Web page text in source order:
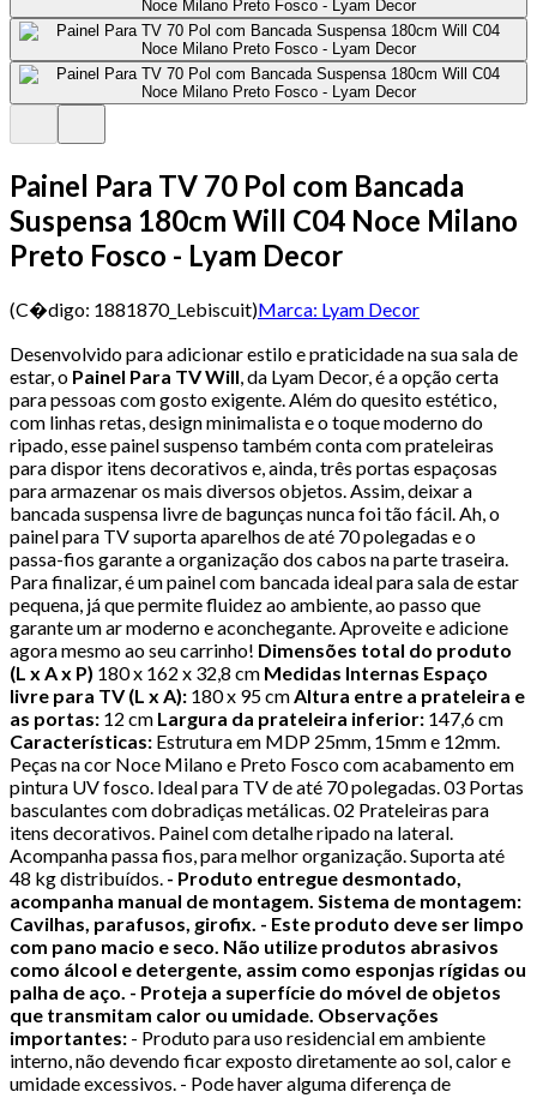
Painel Para TV 70 Pol com Bancada
Suspensa 180cm Will C04 Noce Milano
Preto Fosco - Lyam Decor
(C�digo: 1881870_Lebiscuit)Marca: Lyam Decor
Desenvolvido para adicionar estilo e praticidade na sua sala de
estar, o Painel Para TV Will, da Lyam Decor, é a opção certa
para pessoas com gosto exigente. Além do quesito estético,
com linhas retas, design minimalista e o toque moderno do
ripado, esse painel suspenso também conta com prateleiras
para dispor itens decorativos e, ainda, três portas espaçosas
para armazenar os mais diversos objetos. Assim, deixar a
bancada suspensa livre de bagunças nunca foi tão fácil. Ah, o
painel para TV suporta aparelhos de até 70 polegadas e o
passa-fios garante a organização dos cabos na parte traseira.
Para finalizar, é um painel com bancada ideal para sala de estar
pequena, já que permite fluidez ao ambiente, ao passo que
garante um ar moderno e aconchegante. Aproveite e adicione
agora mesmo ao seu carrinho! Dimensões total do produto
(L x A x P) 180 x 162 x 32,8 cm Medidas Internas Espaço
livre para TV (L x A): 180 x 95 cmAltura entre a prateleira e
as portas: 12 cm Largura da prateleira inferior: 147,6 cm
Características: Estrutura em MDP 25mm, 15mm e 12mm.
Peças na cor Noce Milano e Preto Fosco com acabamento em
pintura UV fosco. Ideal para TV de até 70 polegadas. 03 Portas
basculantes com dobradiças metálicas. 02 Prateleiras para
itens decorativos. Painel com detalhe ripado na lateral.
Acompanha passa fios, para melhor organização. Suporta até
48 kg distribuídos. - Produto entregue desmontado,
acompanha manual de montagem. Sistema de montagem:
Cavilhas, parafusos, girofix. - Este produto deve ser limpo
com pano macio e seco. Não utilize produtos abrasivos
como álcool e detergente, assim como esponjas rígidas ou
palha de aço. - Proteja a superfície do móvel de objetos
que transmitam calor ou umidade. Observações
importantes: - Produto para uso residencial em ambiente
interno, não devendo ficar exposto diretamente ao sol, calor e
umidade excessivos. - Pode haver alguma diferença de